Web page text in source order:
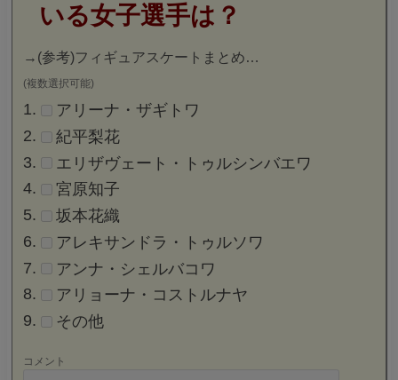
いる女子選手は？
→ (参考)フィギュアスケートまとめ…
(複数選択可能)
アリーナ・ザギトワ
紀平梨花
エリザヴェート・トゥルシンバエワ
宮原知子
坂本花織
アレキサンドラ・トゥルソワ
アンナ・シェルバコワ
アリョーナ・コストルナヤ
その他
コメント